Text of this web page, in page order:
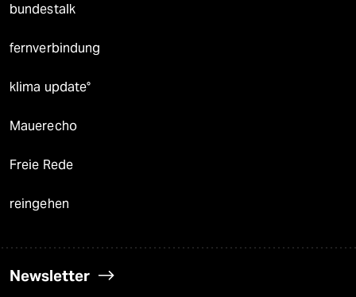
bundestalk
fernverbindung
klima update°
Mauerecho
Freie Rede
reingehen
Newsletter